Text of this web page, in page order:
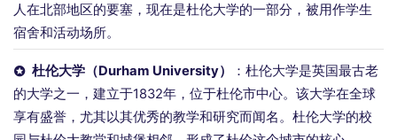
人在北部地区的要塞，现在是杜伦大学的一部分，被用作学生
宿舍和活动场所。
杜伦大学（Durham University）
：杜伦大学是英国最古老
的大学之一，建立于1832年，位于杜伦市中心。该大学在全球
享有盛誉，尤其以其优秀的教学和研究而闻名。杜伦大学的校